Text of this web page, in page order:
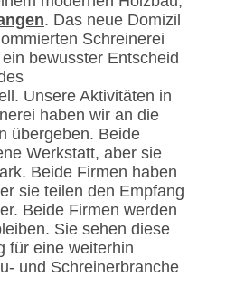
. Das neue Domizil
Schreinerei
bewusster Entscheid
Unsere Aktivitäten in
haben wir an die
übergeben. Beide
Werkstatt, aber sie
Beide Firmen haben
sie teilen den Empfang
Beide Firmen werden
Sie sehen diese
für eine weiterhin
und Schreinerbranche